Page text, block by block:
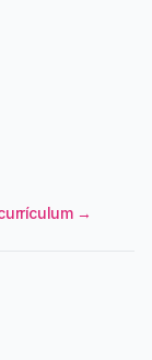
→